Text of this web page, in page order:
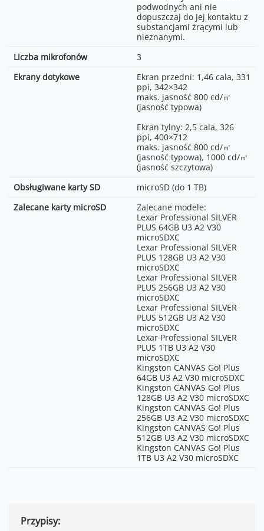
podwodnych ani nie
dopuszczaj do jej kontaktu z
substancjami żrącymi lub
nieznanymi.
Liczba mikrofonów
3
Ekrany dotykowe
Ekran przedni: 1,46 cala, 331
ppi, 342×342
maks. jasność 800 cd/㎡
(jasność typowa)
Ekran tylny: 2,5 cala, 326
ppi, 400×712
maks. jasność 800 cd/㎡
(jasność typowa), 1000 cd/㎡
(jasność szczytowa)
Obsługiwane karty SD
microSD (do 1 TB)
Zalecane karty microSD
Zalecane modele:
Lexar Professional SILVER
PLUS 64GB U3 A2 V30
microSDXC
Lexar Professional SILVER
PLUS 128GB U3 A2 V30
microSDXC
Lexar Professional SILVER
PLUS 256GB U3 A2 V30
microSDXC
Lexar Professional SILVER
PLUS 512GB U3 A2 V30
microSDXC
Lexar Professional SILVER
PLUS 1TB U3 A2 V30
microSDXC
Kingston CANVAS Go! Plus
64GB U3 A2 V30 microSDXC
Kingston CANVAS Go! Plus
128GB U3 A2 V30 microSDXC
Kingston CANVAS Go! Plus
256GB U3 A2 V30 microSDXC
Kingston CANVAS Go! Plus
512GB U3 A2 V30 microSDXC
Kingston CANVAS Go! Plus
1TB U3 A2 V30 microSDXC
8K (16:9):
7680×4320@24/25/30FPS*
4K Custom:
4K (4:3): 3840×2880@100/120FPS
3840×2880@24/25/30/48/50/60FPS
4K (16:9): 3840×2160@100/120FPS
4K (16:9):
3840×2160@24/25/30/48/50/60FPS
4K (9:16):
2160×3840@24/25/30/48/50/60FPS
2.7K (4:3):
2688×2016@100/120FPS
2.7K (4:3):
2.7K (16:9):
2.7K (16:9):
2688×1512@24/25/30/48/50/60FPS
2.7K (9:16):
1512×2688@100/120FPS
2.7K (9:16):
1512×2688@24/25/30/48/50/60FPS
1080p (16:9):
1920×1080@100/120/200/240FPS
1080p (16:9):
1920×1080@24/25/30/48/50/60FPS
1080p (9:16):
1080×1920@100/120/200/240FPS
1080p (9:16):
1080×1920@24/25/30/48/50/60FPS
*Nagrywanie w rozdzielczości 8K
jest ograniczone do proporcji
obrazu 16:9. Funkcja EIS jest
ograniczona do
RockSteady/RockSteady+, a opcje
FOV do Standard, Natural Wide i
Wide. Funkcje Film Tone i Quality
Priority są niedostępne.
Maksymalna czułość ISO: 12800
(tryb kolorów Normal) lub 6400
(D-Log M). Pobieranie i edycja
Przypisy: